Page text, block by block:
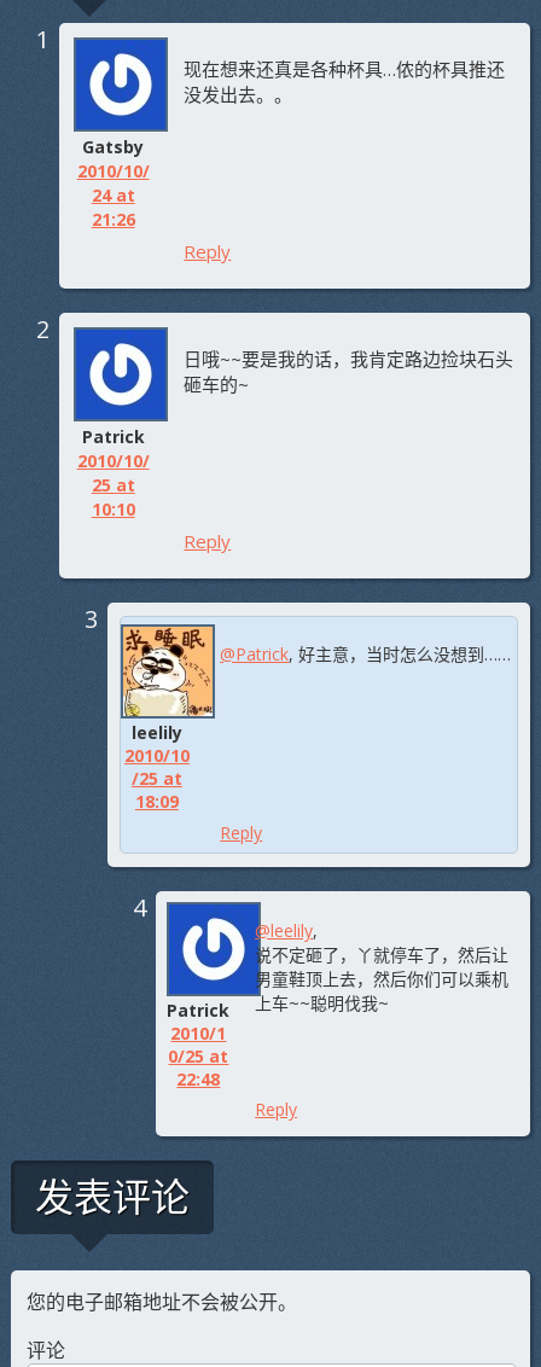
Gatsby
2010/10/
24 at
21:26
现在想来还真是各种杯具…侬的杯具推还
没发出去。。
Reply
Patrick
2010/10/
25 at
10:10
日哦~~要是我的话，我肯定路边捡块石头
砸车的~
Reply
leelily
2010/10
/25 at
18:09
@Patrick, 好主意，当时怎么没想到……
Reply
Patrick
2010/1
0/25 at
22:48
@leelily,
说不定砸了，丫就停车了，然后让
男童鞋顶上去，然后你们可以乘机
上车~~聪明伐我~
Reply
发表评论
您的电子邮箱地址不会被公开。
评论